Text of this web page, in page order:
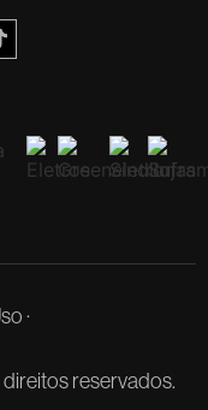
reservados.
·